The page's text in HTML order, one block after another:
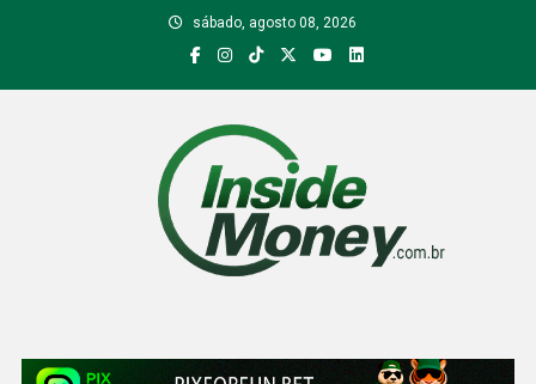
sábado, agosto 08, 2026
Inside Money